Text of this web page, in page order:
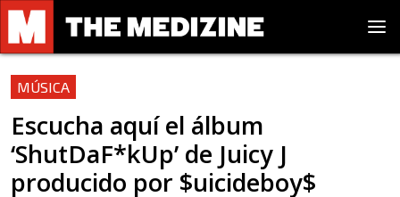
MÚSICA
Escucha aquí el álbum
‘ShutDaF*kUp’ de Juicy J
producido por $uicideboy$